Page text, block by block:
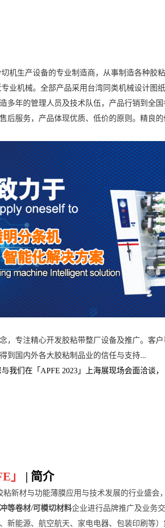
生产设备的专业制造商，从事制造各种胶
业机械。全部产品采用台湾同类机械设计
多年的管理人员及技术队伍，产品行销到全
后服务，产品体现优质、低价的原则。精良
专注精心开发胶粘带整厂设备及推广。客
到国内外各大胶粘制品业的信任与支持...
我们在「APFE 2023」上海展现场会面洽谈，
」 | 简介
粘新材与功能薄膜应用与技术发展的行业盛会
等卷材/可模切材料企业进行品牌推广及业务
新能源、航空航天、家电电器、包装印刷等